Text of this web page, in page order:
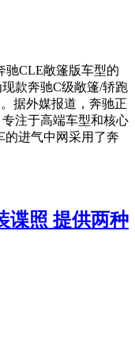
驰CLE敞篷版车型的
款奔驰C级敞篷/轿跑
据外媒报道，奔驰正
注于高端车型和核心
的进气中网采用了奔
谍照 提供两种